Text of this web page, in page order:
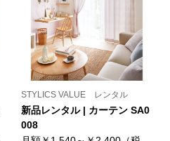
STYLICS VALUE レンタル
新品レンタル | カーテン SA0
008